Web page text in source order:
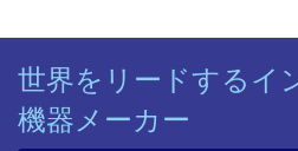
世界をリードするイ
機器メーカー